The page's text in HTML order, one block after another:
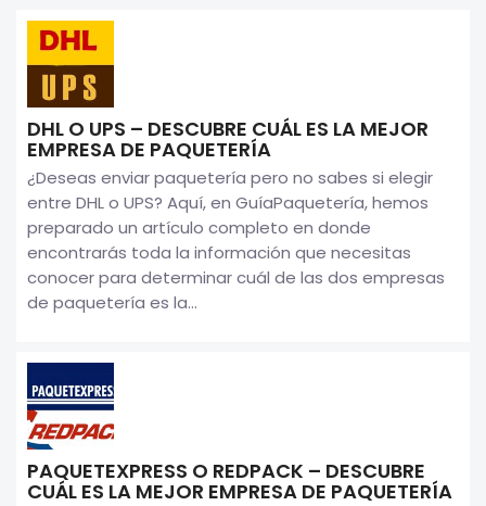
DHL O UPS – DESCUBRE CUÁL ES LA MEJOR
EMPRESA DE PAQUETERÍA
¿Deseas enviar paquetería pero no sabes si elegir
entre DHL o UPS? Aquí, en GuíaPaquetería, hemos
preparado un artículo completo en donde
encontrarás toda la información que necesitas
conocer para determinar cuál de las dos empresas
de paquetería es la...
PAQUETEXPRESS O REDPACK – DESCUBRE
CUÁL ES LA MEJOR EMPRESA DE PAQUETERÍA